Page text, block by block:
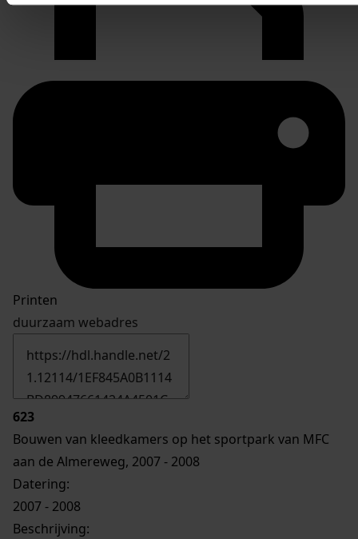
Printen
duurzaam webadres
623
Bouwen van kleedkamers op het sportpark van MFC
aan de Almereweg, 2007 - 2008
Datering:
2007 - 2008
Beschrijving: